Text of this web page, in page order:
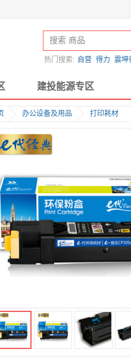
热门搜索: 自营 得力 震坤
建投能源专区
配件/
办公设备及用品 打印耗材